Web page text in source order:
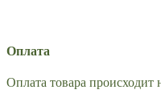
Оплата
Оплата товара